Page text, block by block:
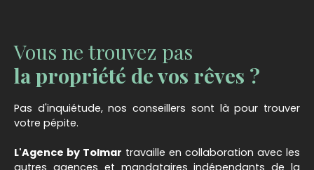
les commodités à pied. Si vous souhaitez plus
d'informations, nous vous invitons à contacter
l'Agence By Tolmar. Le Groupe TOLMAR comprend
disposition pour une étude gratuite et pour vous
accompagner sur votre projet immobilier. Les
exposé sont disponibles sur le site Géorisques :
Vous ne trouvez pas
la propriété de vos rêves ?
Pas d'inquiétude, nos conseillers sont là pour trouver
votre pépite.
L'Agence by Tolmar travaille en collaboration avec les
autres agences et mandataires indépendants de la